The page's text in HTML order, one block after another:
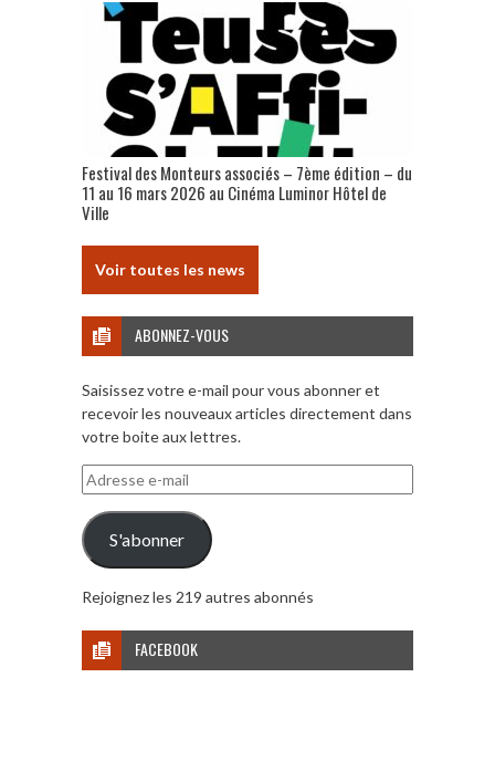
Festival des Monteurs associés – 7ème édition – du
11 au 16 mars 2026 au Cinéma Luminor Hôtel de
Ville
Voir toutes les news
ABONNEZ-VOUS
Saisissez votre e-mail pour vous abonner et
recevoir les nouveaux articles directement dans
votre boite aux lettres.
Adresse
e-
mail
S'abonner
Rejoignez les 219 autres abonnés
FACEBOOK